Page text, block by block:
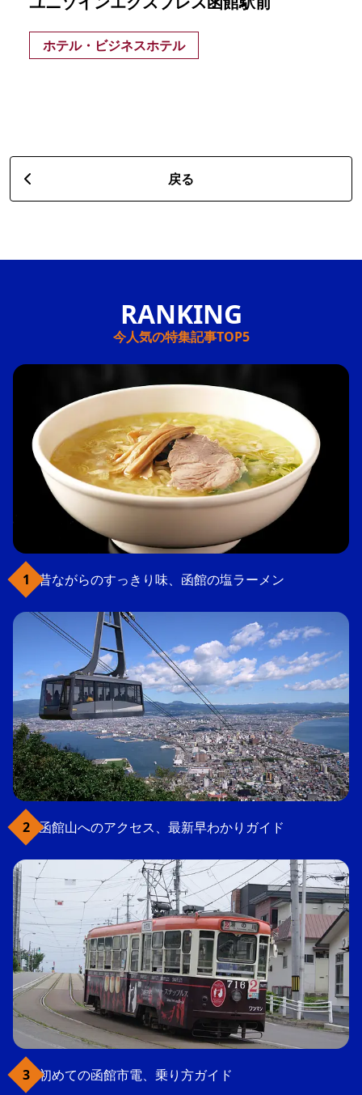
ホテル・ビジネスホテル
戻る
今人気の特集記事TOP5
昔ながらのすっきり味、函館の塩ラーメン
函館山へのアクセス、最新早わかりガイド
初めての函館市電、乗り方ガイド